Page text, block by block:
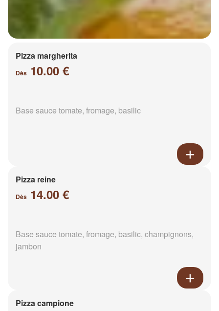
Pizza margherita
Dès 10.00 €
Base sauce tomate, fromage, basilic
Pizza reine
Dès 14.00 €
Base sauce tomate, fromage, basilic, champignons,
jambon
Pizza campione